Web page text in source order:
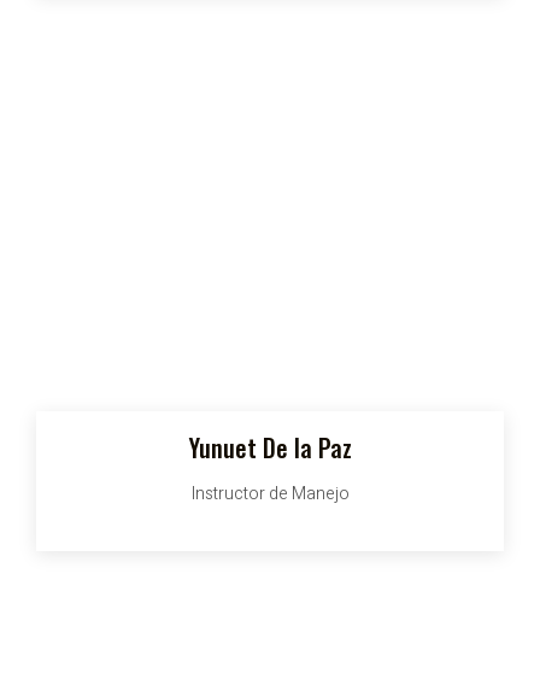
Yunuet De la Paz
Instructor de Manejo